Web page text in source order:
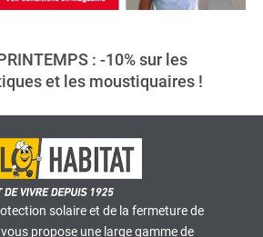
: -10% sur les
et les moustiquaires !
solaire et de la fermeture de
propose une large gamme de